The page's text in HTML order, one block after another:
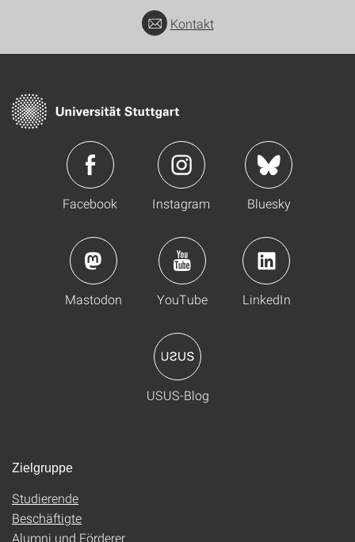
Kontakt
Facebook Instagram Bluesky
Mastodon YouTube LinkedIn
USUS-Blog
Zielgruppe
Studierende
Beschäftigte
Alumni und Förderer